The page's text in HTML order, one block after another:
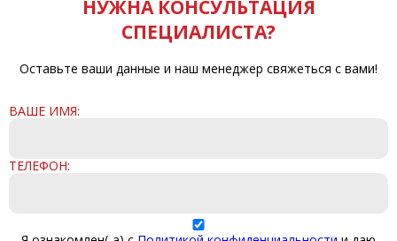
НУЖНА КОНСУЛЬТАЦИЯ
СПЕЦИАЛИСТА?
Оставьте ваши данные и наш менеджер свяжеться с вами!
ВАШЕ ИМЯ:
ТЕЛЕФОН: